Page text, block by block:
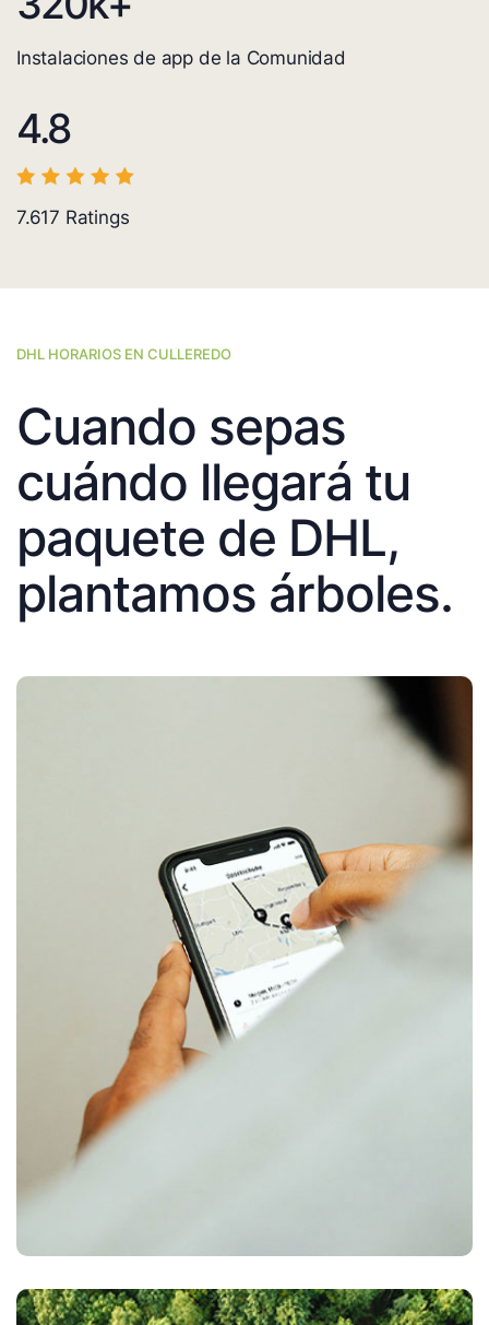
Instalaciones de app de la Comunidad
4.8
7.617 Ratings
DHL HORARIOS EN CULLEREDO
Cuando sepas
cuándo llegará tu
paquete de DHL,
plantamos árboles.